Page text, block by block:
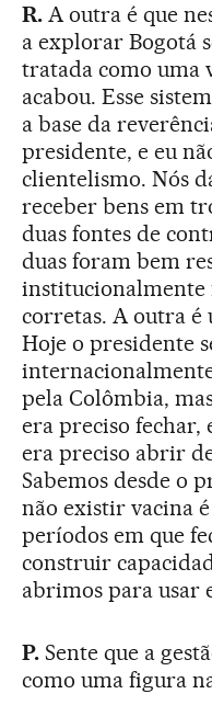
R.A outra é que
a explorar Bogotá
tratada como uma
acabou. Esse
a base da
presidente, e eu
clientelismo. Nós
receber bens em
duas fontes de
duas foram bem
institucionalmente
corretas. A outra é
Hoje o presidente
pela Colômbia,
era preciso fechar,
era preciso abrir
Sabemos desde o
não existir vacina
períodos em que
construir
abrimos para usar
P.Sente que a
como uma figura